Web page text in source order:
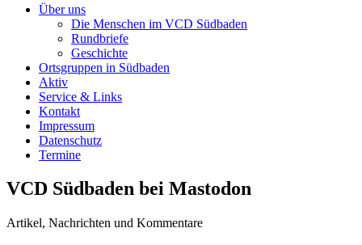
Über uns
Die Menschen im VCD Südbaden
Rundbriefe
Geschichte
Ortsgruppen in Südbaden
Aktiv
Service & Links
Kontakt
Impressum
Datenschutz
Termine
VCD Südbaden bei Mastodon
Artikel, Nachrichten und Kommentare